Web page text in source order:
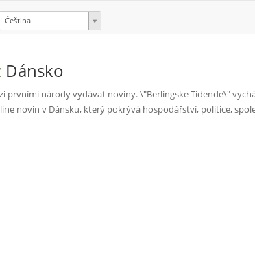
Čeština
Dánsko
prvními národy vydávat noviny. \"Berlingske Tidende\"
novin v Dánsku, který pokrývá hospodářství, politice,